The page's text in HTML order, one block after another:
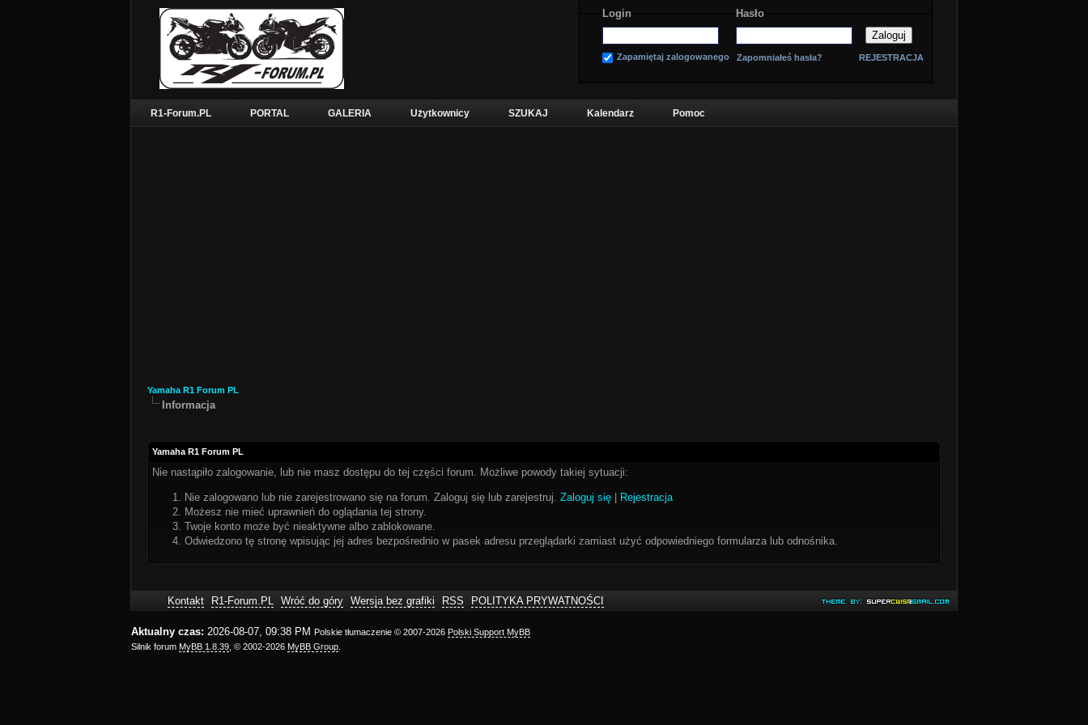
Login Hasło
Zapamiętaj zalogowanego Zapomniałeś hasła? REJESTRACJA
R1-Forum.PL PORTAL GALERIA Użytkownicy SZUKAJ Kalendarz Pomoc
Yamaha R1 Forum PL
Informacja
Yamaha R1 Forum PL
Nie nastąpiło zalogowanie, lub nie masz dostępu do tej części forum. Możliwe powody takiej sytuacji:
Nie zalogowano lub nie zarejestrowano się na forum. Zaloguj się lub zarejestruj. Zaloguj się
Rejestracja
Możesz nie mieć uprawnień do oglądania tej strony.
Twoje konto może być nieaktywne albo zablokowane.
Odwiedzono tę stronę wpisując jej adres bezpośrednio w pasek adresu przeglądarki zamiast użyć odpowiedniego formularza lub odnośnika.
Kontakt R1-Forum.PL Wróć do góry Wersja bez grafiki RSS POLITYKA PRYWATNOŚCI
Aktualny czas: 2026-08-07, 09:38 PM Polskie tłumaczenie © 2007-2026 Polski Support MyBB
Silnik forum MyBB 1.8.39 , © 2002-2026 MyBB Group